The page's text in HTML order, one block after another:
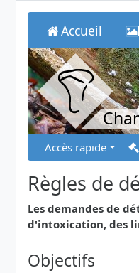
Accueil
Accès rapide
Règles de
Les demandes de
d'intoxication, des
Objectifs